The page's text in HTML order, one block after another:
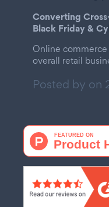
Converting
Black Friday &
Online
overall retail
Posted by on